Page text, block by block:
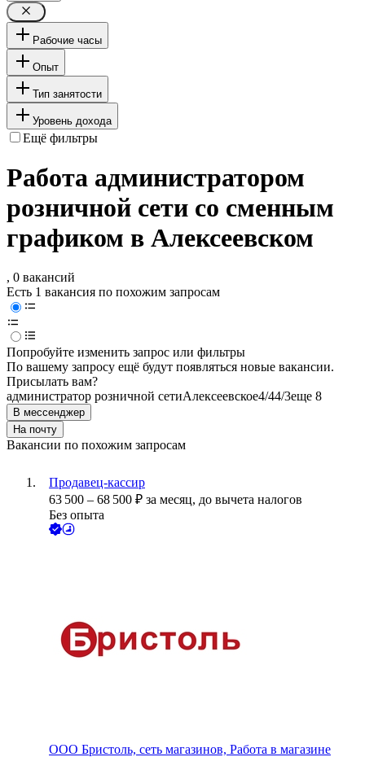
Рабочие часы
Опыт
Тип занятости
Уровень дохода
Ещё фильтры
Работа администратором
розничной сети со сменным
графиком в Алексеевском
, 0 вакансий
Есть 1 вакансия по похожим запросам
Попробуйте изменить запрос или фильтры
По вашему запросу ещё будут появляться новые вакансии.
Присылать вам?
администратор розничной сетиАлексеевское4/44/3еще 8
В мессенджер
На почту
Вакансии по похожим запросам
Продавец-кассир
63 500 – 68 500 ₽ за месяц, до вычета налогов
Без опыта
ООО Бристоль, сеть магазинов, Работа в магазине